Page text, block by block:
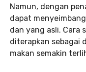
Namun, dengan
dapat
dan yang asli. Cara
diterapkan sebagai
makan semakin